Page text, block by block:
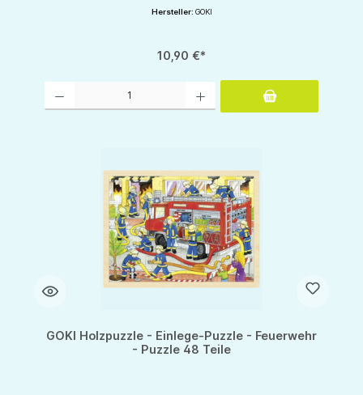
Hersteller: GOKI
10,90 €*
GOKI Holzpuzzle - Einlege-Puzzle - Feuerwehr
- Puzzle 48 Teile